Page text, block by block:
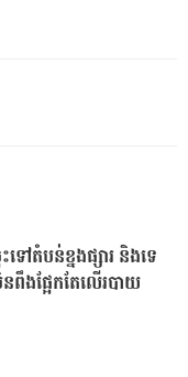
ៅតំបន់ខ្នងផ្សារ និងទេ
ពឹងផ្អែកតែលើរបាយ